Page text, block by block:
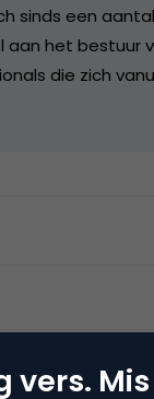
sinds een
het bestuur
die zich
vers.